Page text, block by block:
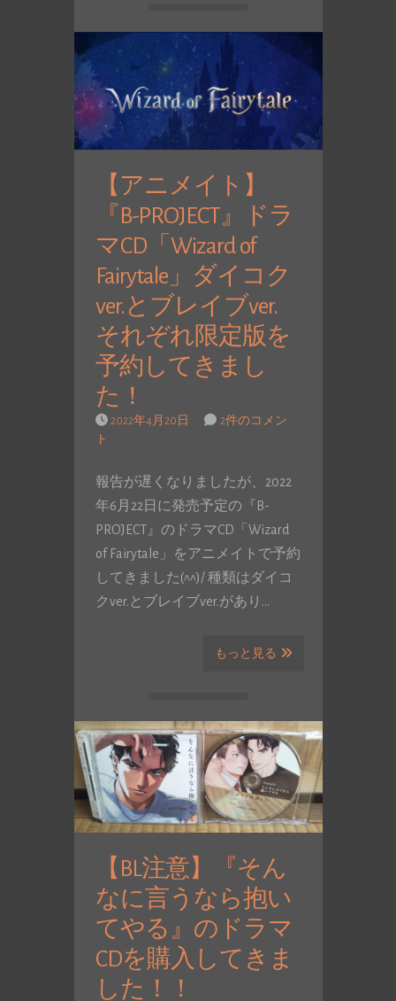
【アニメイト】
『B-PROJECT』ドラ
マCD「Wizard of
Fairytale」ダイコク
ver.とブレイブver.
それぞれ限定版を
予約してきまし
た！
2022年4月20日
2件のコメン
ト
報告が遅くなりましたが、2022
年6月22日に発売予定の『B-
PROJECT』のドラマCD「Wizard
of Fairytale」をアニメイトで予約
してきました(^^)/ 種類はダイコ
クver.とブレイブver.があり…
もっと見る
【BL注意】『そん
なに言うなら抱い
てやる』のドラマ
CDを購入してきま
した！！